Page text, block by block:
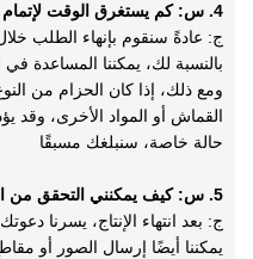
4. س: كم يستغرق الوقت لإتمام الطلب بالكامل
ومع ذلك، إذا كان الحزام من
القماش أو المواد الأخرى، وقد
حالة خاصة، سنبلغك مسبقًا
5. س: كيف يمكنني التحقق من الجودة بعد تقديم الطلب
ج: بعد انتهاء الإنتاج، يسرنا
يمكننا أيضًا إرسال الصور أو